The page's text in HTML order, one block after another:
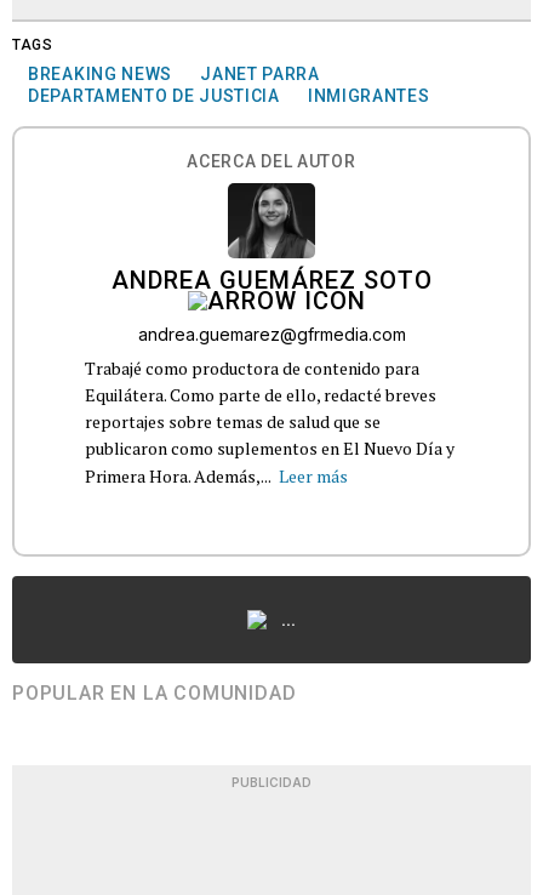
TAGS
BREAKING NEWS
JANET PARRA
DEPARTAMENTO DE JUSTICIA
INMIGRANTES
ACERCA DEL AUTOR
ANDREA GUEMÁREZ SOTO
andrea.guemarez@gfrmedia.com
Trabajé como productora de contenido para
Equilátera. Como parte de ello, redacté breves
reportajes sobre temas de salud que se
publicaron como suplementos en El Nuevo Día y
Primera Hora. Además,... Leer más
...
POPULAR EN LA COMUNIDAD
PUBLICIDAD